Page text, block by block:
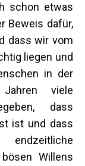
schon etwas
Beweis dafür,
dass wir vom
liegen und
in der
viele
dass
ist und dass
Willens